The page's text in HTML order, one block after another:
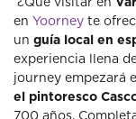
¿Qué visitar en
en Yoorney te
un guía local en
experiencia llena
journey empezará
el pintoresco
700 años.